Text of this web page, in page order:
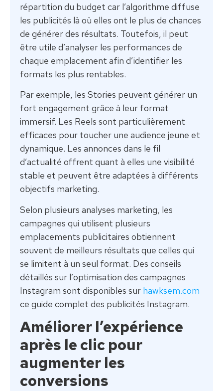
répartition du budget car l’algorithme diffuse
les publicités là où elles ont le plus de chances
de générer des résultats. Toutefois, il peut
être utile d’analyser les performances de
chaque emplacement afin d’identifier les
formats les plus rentables.
Par exemple, les Stories peuvent générer un
fort engagement grâce à leur format
immersif. Les Reels sont particulièrement
efficaces pour toucher une audience jeune et
dynamique. Les annonces dans le fil
d’actualité offrent quant à elles une visibilité
stable et peuvent être adaptées à différents
objectifs marketing.
Selon plusieurs analyses marketing, les
campagnes qui utilisent plusieurs
emplacements publicitaires obtiennent
souvent de meilleurs résultats que celles qui
se limitent à un seul format. Des conseils
détaillés sur l’optimisation des campagnes
Instagram sont disponibles sur hawksem.com
ce guide complet des publicités Instagram.
Améliorer l’expérience
après le clic pour
augmenter les
conversions